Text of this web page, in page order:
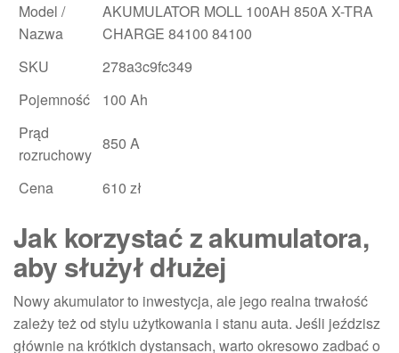
Model /
Nazwa
AKUMULATOR MOLL 100AH 850A X-TRA
CHARGE 84100 84100
SKU
278a3c9fc349
Pojemność
100 Ah
Prąd
rozruchowy
850 A
Cena 610 zł
Jak korzystać z akumulatora,
aby służył dłużej
Nowy akumulator to inwestycja, ale jego realna trwałość
zależy też od stylu użytkowania i stanu auta. Jeśli jeździsz
głównie na krótkich dystansach, warto okresowo zadbać o